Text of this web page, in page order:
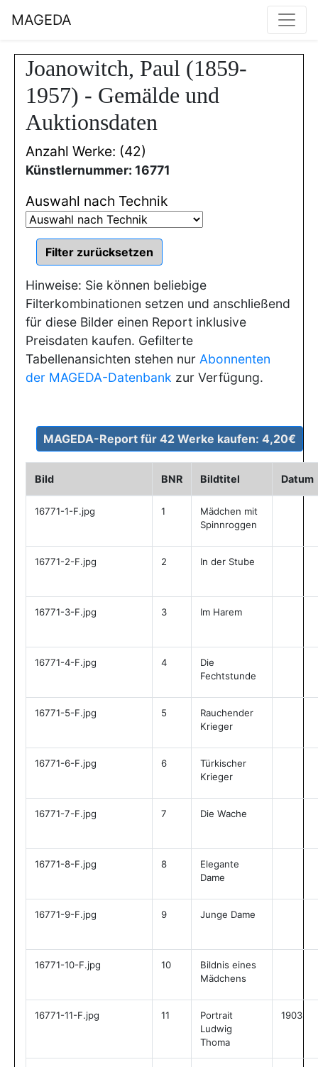
MAGEDA
Joanowitch, Paul (1859-
1957) - Gemälde und
Auktionsdaten
Anzahl Werke: (42)
Künstlernummer: 16771
Auswahl nach Technik
Hinweise: Sie können beliebige
Filterkombinationen setzen und anschließend
für diese Bilder einen Report inklusive
Preisdaten kaufen. Gefilterte
Tabellenansichten stehen nur Abonnenten
der MAGEDA-Datenbank zur Verfügung.
Bild BNR Bildtitel Datum
16771-1-F.jpg 1
Mädchen mit
Spinnroggen
16771-2-F.jpg 2 In der Stube
16771-3-F.jpg 3 Im Harem
16771-4-F.jpg 4
Die
Fechtstunde
16771-5-F.jpg 5
Rauchender
Krieger
16771-6-F.jpg 6
Türkischer
Krieger
16771-7-F.jpg 7 Die Wache
16771-8-F.jpg 8
Elegante
Dame
16771-9-F.jpg 9 Junge Dame
16771-10-F.jpg 10
Bildnis eines
Mädchens
16771-11-F.jpg 11
Portrait
Ludwig
Thoma
1903